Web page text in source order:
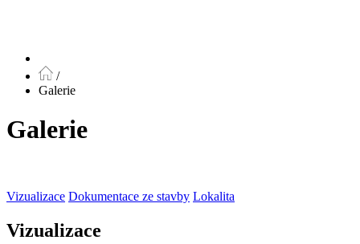
/
Galerie
Galerie
Vizualizace Dokumentace ze stavby Lokalita
Vizualizace